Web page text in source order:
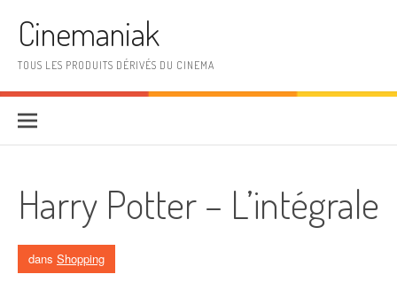
Cinemaniak
TOUS LES PRODUITS DÉRIVÉS DU CINEMA
Harry Potter – L’intégrale
dans Shopping